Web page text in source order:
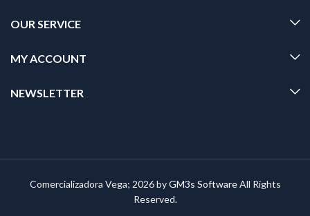
OUR SERVICE
MY ACCOUNT
NEWSLETTER
Comercializadora Vega; 2026 byGM3s SoftwareAll Rights
Reserved.